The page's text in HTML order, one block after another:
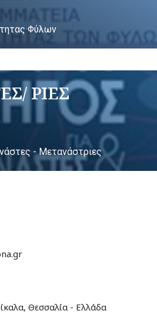
Φύλων
ΡΙΕΣ
- Μετανάστριες
Θεσσαλία - Ελλάδα